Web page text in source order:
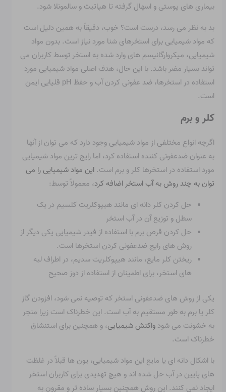
بیماری های پوستی و اسهال گرفته تا هپاتیت و سالمونلا شود.
بد به نظر می رسد، درست است؟ خوب، دقیقاً به همین دلیل است
که مواد شیمیایی برای استخرهای شنا مورد نیاز است. بدون مواد
شیمیایی، میکروارگانیسم های وارد شده به استخر توسط کاربران می
تواند بسیار مضر باشد. با این حال، هدف اصلی مواد شیمیایی مورد
استفاده در استخرها، ضد عفونی کردن آب و حفظ pH قلیایی ایمن
است.
کلر و برم
اگرچه انواع مختلفی از مواد شیمیایی وجود دارد که می توان از آنها
به عنوان ضدعفونی کننده استفاده کرد، اما رایج ترین مواد شیمیایی
مورد استفاده در استخرها کلر و برم است.این مواد شیمیایی را می
توان به چند روش به آب استخر اضافه کرد، معمولاً توسط:
حل کردن کلر دانه ای مانند هیپوکلریت کلسیم در یک
سطل و توزیع آن در آب استخر
حل کردن قرص برم با استفاده از فیدر شیمیایی یکی دیگر از
روش های رایج ضدعفونی کردن استخرها است.
ریختن کلر مایع، مانند هیپوکلریت سدیم، در اطراف لبه
های استخر، برای اطمینان از استفاده از دوز صحیح
یکی از روش های ضدعفونی استخر که توصیه نمی شود، افزودن گاز
کلر یا برم به طور مستقیم به آب است. این خطرناک است زیرا منجر
به خشونت می شودواکنش شیمیایی، و همچنین برای استنشاق
خطرناک است.
با اشکال دانه ای یا مایع این مواد شیمیایی، یون ها قبلاً در غلظت
های پایین در آب حل شده اند و هیچ تهدیدی برای کاربران استخر
ایجاد نمی کنند. این روش همچنین بسیار ساده تر و مقرون به